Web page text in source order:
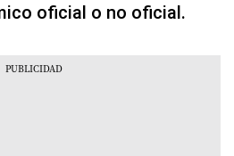
oficial o no oficial.